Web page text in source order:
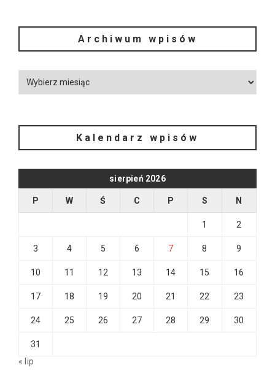
Archiwum wpisów
Kalendarz wpisów
sierpień 2026
P W Ś C P S N
1 2
3 4 5 6 7 8 9
10 11 12 13 14 15 16
17 18 19 20 21 22 23
24 25 26 27 28 29 30
31
« lip